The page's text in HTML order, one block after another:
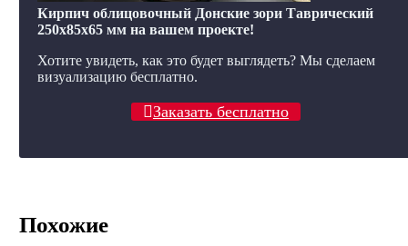
Кирпич облицовочный Донские зори Таврический
250x85x65 мм на вашем проекте!
Хотите увидеть, как это будет выглядеть? Мы сделаем
визуализацию бесплатно.
Заказать бесплатно
Похожие